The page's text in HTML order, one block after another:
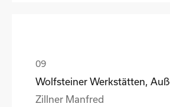
Zillner Manfred